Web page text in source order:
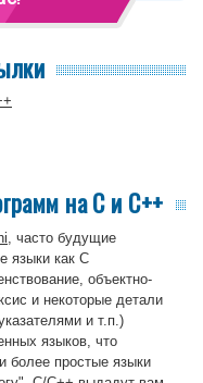
на C и C++
, часто будущие
языки как C
объектно-
и некоторые детали
и т.п.)
языков, что
более простые языки